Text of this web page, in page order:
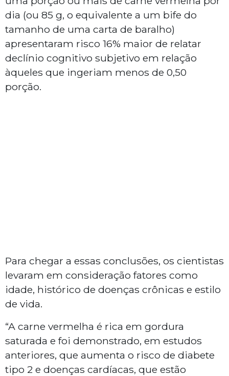
dia (ou 85 g, o equivalente a um bife do
tamanho de uma carta de baralho)
apresentaram risco 16% maior de relatar
declínio cognitivo subjetivo em relação
àqueles que ingeriam menos de 0,50
porção.
Para chegar a essas conclusões, os cientistas
levaram em consideração fatores como
idade, histórico de doenças crônicas e estilo
de vida.
“A carne vermelha é rica em gordura
saturada e foi demonstrado, em estudos
anteriores, que aumenta o risco de diabete
tipo 2 e doenças cardíacas, que estão